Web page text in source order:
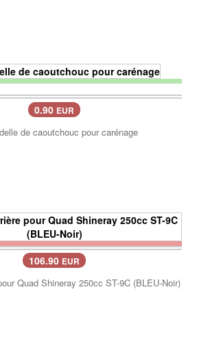
0.90 EUR
de caoutchouc pour carénage
106.90 EUR
Quad Shineray 250cc ST-9C (BLEU-Noir)